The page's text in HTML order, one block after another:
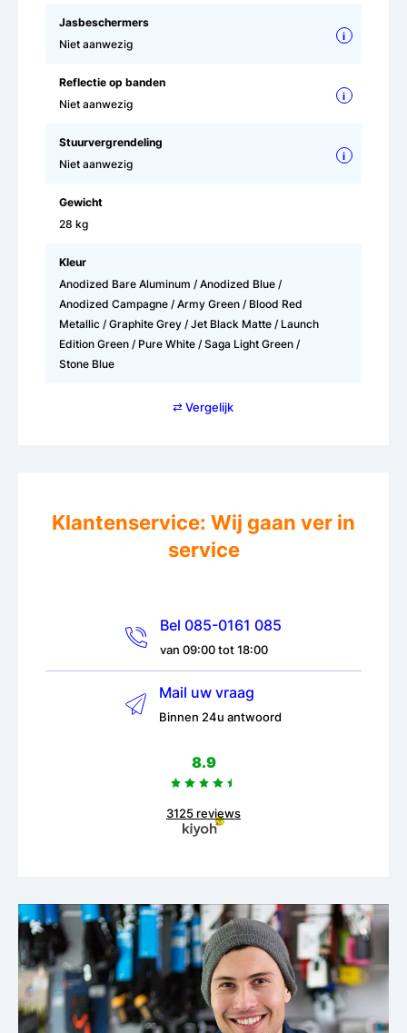
Jasbeschermers
Niet aanwezig
i
Reflectie op banden
Niet aanwezig
i
Stuurvergrendeling
Niet aanwezig
i
Gewicht
28 kg
Kleur
Anodized Bare Aluminum / Anodized Blue /
Anodized Campagne / Army Green / Blood Red
Metallic / Graphite Grey / Jet Black Matte / Launch
Edition Green / Pure White / Saga Light Green /
Stone Blue
⇄ Vergelijk
Klantenservice: Wij gaan ver in
service
Bel 085-0161 085
van 09:00 tot 18:00
Mail uw vraag
Binnen 24u antwoord
8.9
3125 reviews